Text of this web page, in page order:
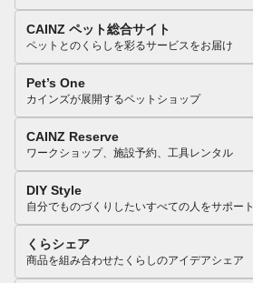
CAINZ ペット総合サイト
ペットとのくらしを彩るサービスをお届け
Pet’s One
カインズが展開するペットショップ
CAINZ Reserve
ワークショップ、施設予約、工具レンタル
DIY Style
自分でものづくりしたいすべての人をサポート
くらシェア
商品を組み合わせたくらしのアイデアシェア